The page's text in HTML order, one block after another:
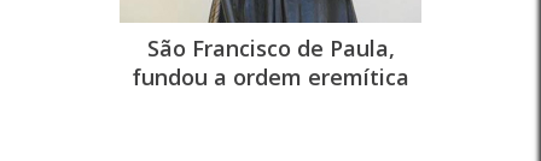
São Francisco de Paula,
fundou a ordem eremítica